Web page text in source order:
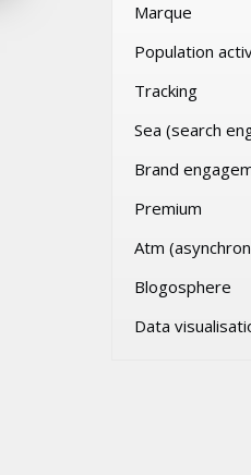
Marque
Population
Tracking
Sea (search
Brand
Premium
Atm
Blogosphere
Data